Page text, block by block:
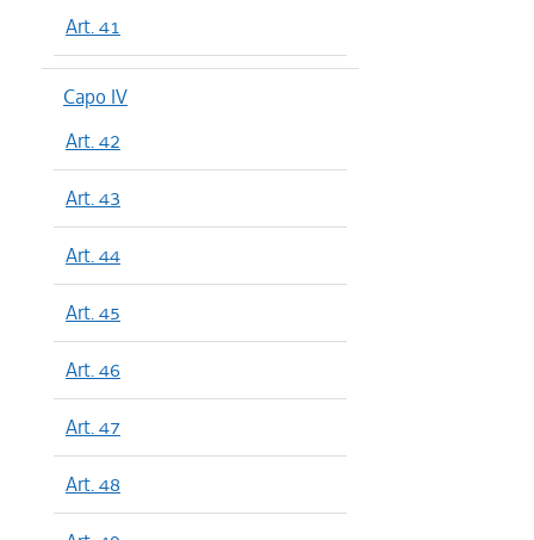
Art. 41
Capo IV
Art. 42
Art. 43
Art. 44
Art. 45
Art. 46
Art. 47
Art. 48